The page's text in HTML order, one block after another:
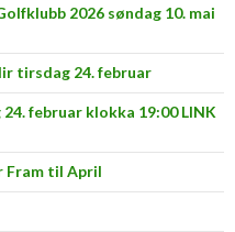
2026 søndag 10. mai
tirsdag 24. februar
februar klokka 19:00 LINK
Fram til April